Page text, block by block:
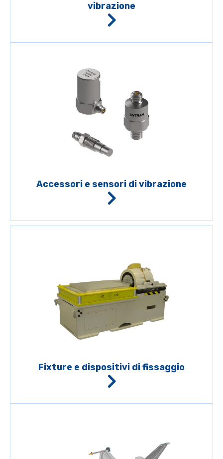
vibrazione
Accessori e sensori di vibrazione
Fixture e dispositivi di fissaggio